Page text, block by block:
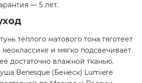
— 5 лет.
тёплого матового тона тяготеет
и мягко подсвечивает
достаточно влажной тканью.
Benesque (Бенеск) Lumiere